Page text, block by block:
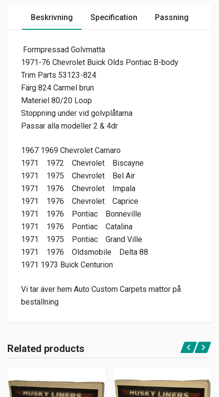
Beskrivning Specification Passning
Formpressad Golvmatta
1971-76 Chevrolet Buick Olds Pontiac B-body
Trim Parts 53123-824
Färg 824 Carmel brun
Materiel 80/20 Loop
Stoppning under vid golvplåtarna
Passar alla modeller 2 & 4dr
1967 1969 Chevrolet Camaro
1971 1972 Chevrolet Biscayne
1971 1975 Chevrolet Bel Air
1971 1976 Chevrolet Impala
1971 1976 Chevrolet Caprice
1971 1976 Pontiac Bonneville
1971 1976 Pontiac Catalina
1971 1975 Pontiac Grand Ville
1971 1976 Oldsmobile Delta 88
1971 1973 Buick Centurion
Vi tar äver hem Auto Custom Carpets mattor på
beställning
Related products